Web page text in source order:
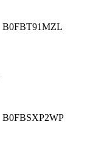
B0FBT91MZL
B0FBSXP2WP